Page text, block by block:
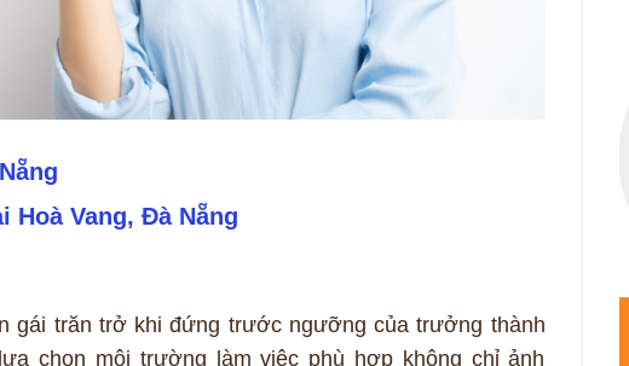
Vang, Đà Nẵng
gái trăn trở khi đứng trước ngưỡng của trưởng thành
chọn môi trường làm việc phù hợp không chỉ ảnh